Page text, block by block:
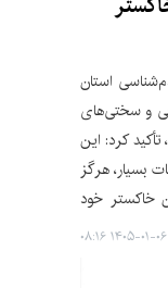
استان
و سختی‌های
کرد: این
بسیار، هرگز
خاکستر خود
۱۴۰۵-۰۱-۰۶ ۰۸:۱۶